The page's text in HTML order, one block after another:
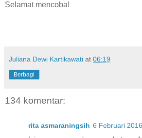
Selamat mencoba!
Juliana Dewi Kartikawati at 06:19
Berbagi
134 komentar:
rita asmaraningsih 6 Februari